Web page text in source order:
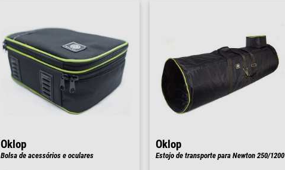
Oklop
Bolsa de acessórios e oculares
Oklop
Estojo de transporte para Newton 250/1200